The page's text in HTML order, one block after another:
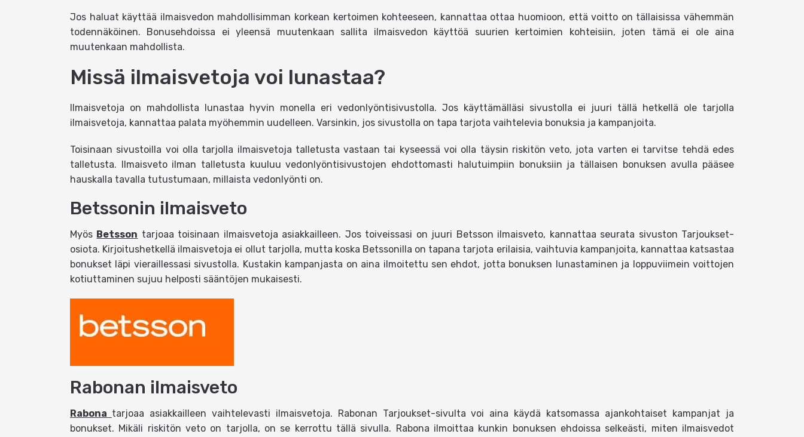
Jos haluat käyttää ilmaisvedon mahdollisimman korkean kertoimen kohteeseen, kannattaa ottaa huomioon, että voitto on tällaisissa vähemmän
todennäköinen. Bonusehdoissa ei yleensä muutenkaan sallita ilmaisvedon käyttöä suurien kertoimien kohteisiin, joten tämä ei ole aina
muutenkaan mahdollista.
Missä ilmaisvetoja voi lunastaa?
Ilmaisvetoja on mahdollista lunastaa hyvin monella eri vedonlyöntisivustolla. Jos käyttämälläsi sivustolla ei juuri tällä hetkellä ole tarjolla
ilmaisvetoja, kannattaa palata myöhemmin uudelleen. Varsinkin, jos sivustolla on tapa tarjota vaihtelevia bonuksia ja kampanjoita.
Toisinaan sivustoilla voi olla tarjolla ilmaisvetoja talletusta vastaan tai kyseessä voi olla täysin riskitön veto, jota varten ei tarvitse tehdä edes
talletusta. Ilmaisveto ilman talletusta kuuluu vedonlyöntisivustojen ehdottomasti halutuimpiin bonuksiin ja tällaisen bonuksen avulla pääsee
hauskalla tavalla tutustumaan, millaista vedonlyönti on.
Betssonin ilmaisveto
Myös Betsson tarjoaa toisinaan ilmaisvetoja asiakkailleen. Jos toiveissasi on juuri Betsson ilmaisveto, kannattaa seurata sivuston Tarjoukset-
osiota. Kirjoitushetkellä ilmaisvetoja ei ollut tarjolla, mutta koska Betssonilla on tapana tarjota erilaisia, vaihtuvia kampanjoita, kannattaa katsastaa
bonukset läpi vieraillessasi sivustolla. Kustakin kampanjasta on aina ilmoitettu sen ehdot, jotta bonuksen lunastaminen ja loppuviimein voittojen
kotiuttaminen sujuu helposti sääntöjen mukaisesti.
Rabonan ilmaisveto
Rabona tarjoaa asiakkailleen vaihtelevasti ilmaisvetoja. Rabonan Tarjoukset-sivulta voi aina käydä katsomassa ajankohtaiset kampanjat ja
bonukset. Mikäli riskitön veto on tarjolla, on se kerrottu tällä sivulla. Rabona ilmoittaa kunkin bonuksen ehdoissa selkeästi, miten ilmaisvedot